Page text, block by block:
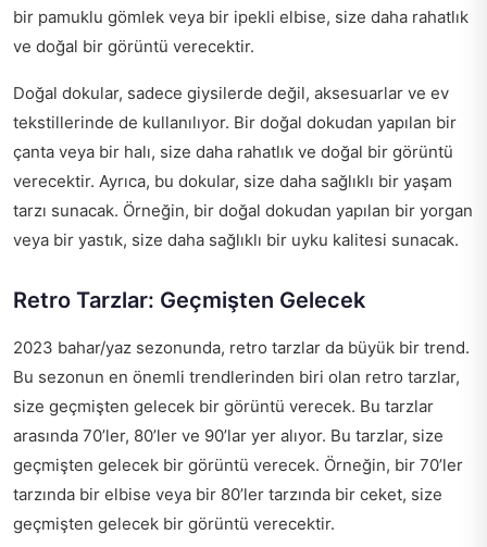
bir pamuklu gömlek veya bir ipekli elbise, size daha rahatlık
ve doğal bir görüntü verecektir.
Doğal dokular, sadece giysilerde değil, aksesuarlar ve ev
tekstillerinde de kullanılıyor. Bir doğal dokudan yapılan bir
çanta veya bir halı, size daha rahatlık ve doğal bir görüntü
verecektir. Ayrıca, bu dokular, size daha sağlıklı bir yaşam
tarzı sunacak. Örneğin, bir doğal dokudan yapılan bir yorgan
veya bir yastık, size daha sağlıklı bir uyku kalitesi sunacak.
Retro Tarzlar: Geçmişten Gelecek
2023 bahar/yaz sezonunda, retro tarzlar da büyük bir trend.
Bu sezonun en önemli trendlerinden biri olan retro tarzlar,
size geçmişten gelecek bir görüntü verecek. Bu tarzlar
arasında 70’ler, 80’ler ve 90’lar yer alıyor. Bu tarzlar, size
geçmişten gelecek bir görüntü verecek. Örneğin, bir 70’ler
tarzında bir elbise veya bir 80’ler tarzında bir ceket, size
geçmişten gelecek bir görüntü verecektir.